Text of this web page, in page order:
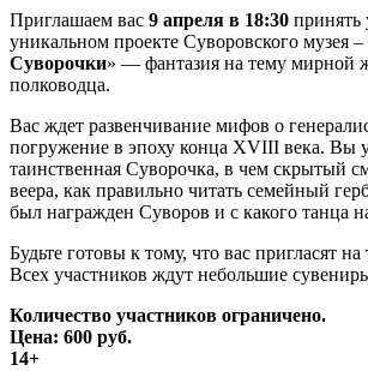
Приглашаем вас 9 апреля в 18:30 принять
уникальном проекте Суворовского музея –
Суворочки» — фантазия на тему мирной
полководца.
Вас ждет развенчивание мифов о
погружение в эпоху конца XVIII века. Вы
таинственная Суворочка, в чем скрытый
веера, как правильно читать семейный
был награжден Суворов и с какого танца
Будьте готовы к тому, что вас пригласят на
Всех участников ждут небольшие
Количество участников ограничено.
Цена: 600 руб.
14+